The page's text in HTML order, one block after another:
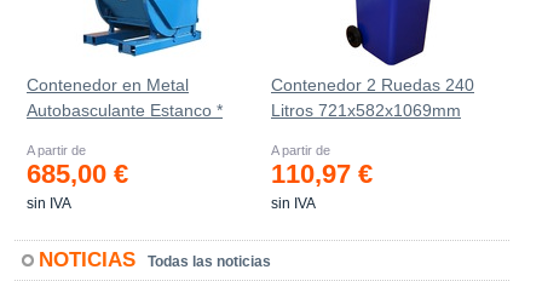
Contenedor en Metal
Autobasculante Estanco *
A partir de
685,00 €
sin IVA
Contenedor 2 Ruedas 240
Litros 721х582х1069mm
A partir de
110,97 €
sin IVA
NOTICIAS Todas las noticias